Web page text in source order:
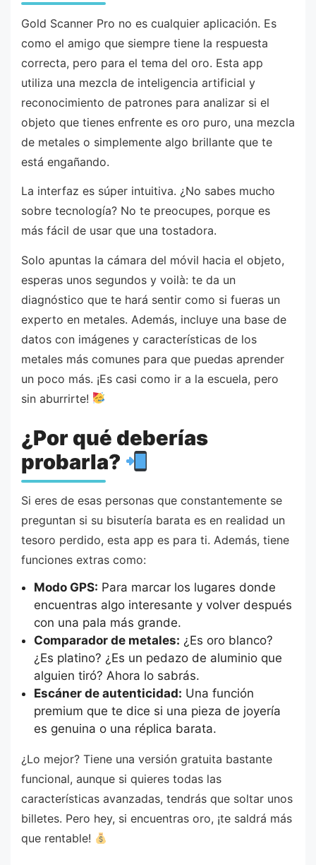
Gold Scanner Pro no es cualquier aplicación. Es
como el amigo que siempre tiene la respuesta
correcta, pero para el tema del oro. Esta app
utiliza una mezcla de inteligencia artificial y
reconocimiento de patrones para analizar si el
objeto que tienes enfrente es oro puro, una mezcla
de metales o simplemente algo brillante que te
está engañando.
La interfaz es súper intuitiva. ¿No sabes mucho
sobre tecnología? No te preocupes, porque es
más fácil de usar que una tostadora.
Solo apuntas la cámara del móvil hacia el objeto,
esperas unos segundos y voilà: te da un
diagnóstico que te hará sentir como si fueras un
experto en metales. Además, incluye una base de
datos con imágenes y características de los
metales más comunes para que puedas aprender
un poco más. ¡Es casi como ir a la escuela, pero
sin aburrirte!
¿Por qué deberías
probarla?
Si eres de esas personas que constantemente se
preguntan si su bisutería barata es en realidad un
tesoro perdido, esta app es para ti. Además, tiene
funciones extras como:
Modo GPS: Para marcar los lugares donde
encuentras algo interesante y volver después
con una pala más grande.
Comparador de metales: ¿Es oro blanco?
¿Es platino? ¿Es un pedazo de aluminio que
alguien tiró? Ahora lo sabrás.
Escáner de autenticidad: Una función
premium que te dice si una pieza de joyería
es genuina o una réplica barata.
¿Lo mejor? Tiene una versión gratuita bastante
funcional, aunque si quieres todas las
características avanzadas, tendrás que soltar unos
billetes. Pero hey, si encuentras oro, ¡te saldrá más
que rentable!